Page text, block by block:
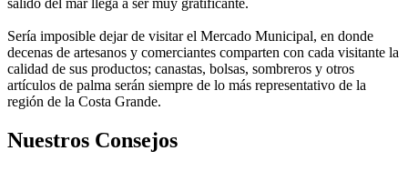
Sería imposible dejar de visitar el Mercado Municipal, en donde
decenas de artesanos y comerciantes comparten con cada visitante la
calidad de sus productos; canastas, bolsas, sombreros y otros
artículos de palma serán siempre de lo más representativo de la
región de la Costa Grande.
Nuestros Consejos